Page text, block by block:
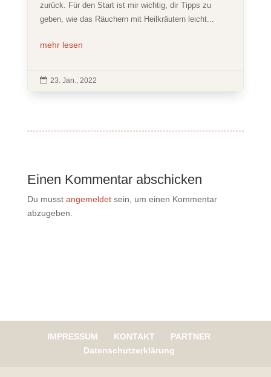
zurück. Für den Start ist mir wichtig, dir Tipps zu
geben, wie das Räuchern mit Heilkräutern leicht...
mehr lesen
 23. Jan., 2022
Einen Kommentar abschicken
Du musst angemeldetsein, um einen Kommentar
abzugeben.
IMPRESSUM KONTAKT
PARTNER
Datenschutzerklärung